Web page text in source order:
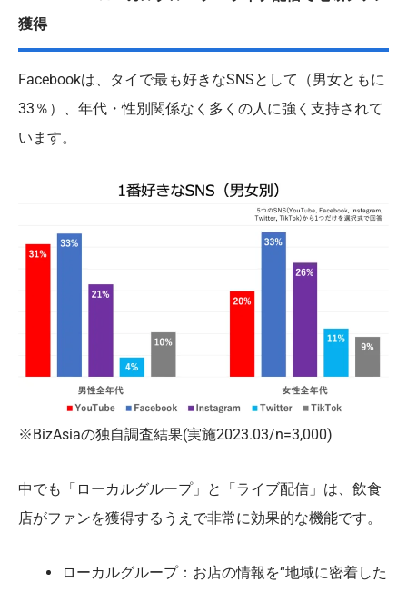
獲得
Facebookは、タイで最も好きなSNSとして（男女ともに
33％）、年代・性別関係なく多くの人に強く支持されて
います。
※BizAsiaの独自調査結果(実施2023.03/n=3,000)
中でも「ローカルグループ」と「ライブ配信」は、飲食
店がファンを獲得するうえで非常に効果的な機能です。
ローカルグループ：お店の情報を“地域に密着した